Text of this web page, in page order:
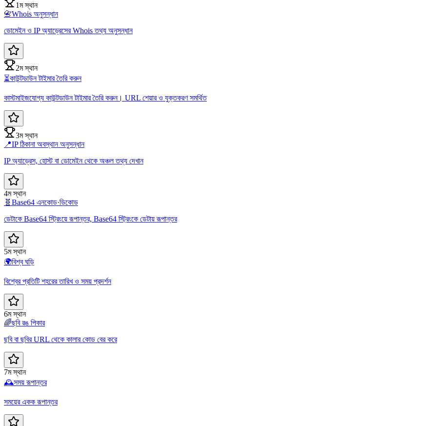
1ম স্থান
📇Whois অনুসন্ধান
ডোমেইন ও IP অ্যাড্রেসের Whois তথ্য অনুসন্ধান
2ম স্থান
⏳কাউন্টডাউন টাইমার তৈরি করুন
কাস্টমাইজযোগ্য কাউন্টডাউন টাইমার তৈরি করুন। URL শেয়ার ও যুক্তকরণ সমর্থিত
3ম স্থান
📍IP ঠিকানা অবস্থান অনুসন্ধান
IP অ্যাড্রেস, হোস্ট বা ডোমেইন থেকে অঞ্চল তথ্য দেখান
4ম স্থান
🧬 Base64 এনকোড·ডিকোড
ডেটাকে Base64 স্ট্রিংয়ে রূপান্তর, Base64 স্ট্রিংকে ডেটায় রূপান্তর
5ম স্থান
🌍বিশ্ব ঘড়ি
বিশ্বের প্রতিটি শহরের তারিখ ও সময় প্রদর্শন
6ম স্থান
🌈ছবি রঙ পিকার
ছবি বা ছবির URL থেকে কালার কোড বের করে
7ম স্থান
🕰️সময় রূপান্তর
সময়ের একক রূপান্তর